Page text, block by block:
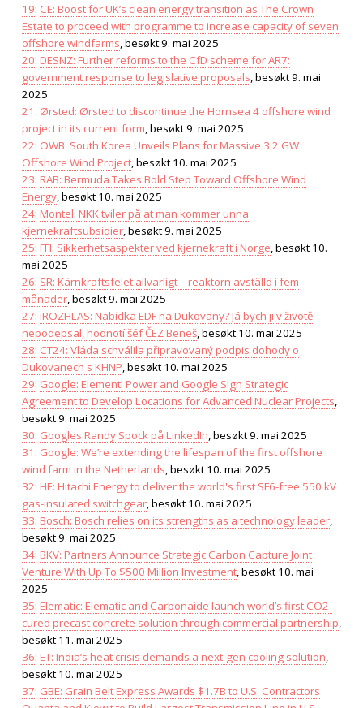
19: CE: Boost for UK’s clean energy transition as The Crown
Estate to proceed with programme to increase capacity of seven
offshore windfarms, besøkt 9. mai 2025
20: DESNZ: Further reforms to the CfD scheme for AR7:
government response to legislative proposals, besøkt 9. mai
2025
21 : Ørsted: Ørsted to discontinue the Hornsea 4 offshore wind
project in its current form, besøkt 9. mai 2025
22: OWB: South Korea Unveils Plans for Massive 3.2 GW
Offshore Wind Project, besøkt 10. mai 2025
23: RAB: Bermuda Takes Bold Step Toward Offshore Wind
Energy, besøkt 10. mai 2025
24: Montel: NKK tviler på at man kommer unna
kjernekraftsubsidier, besøkt 9. mai 2025
25: FFI: Sikkerhetsaspekter ved kjernekraft i Norge, besøkt 10.
mai 2025
26: SR: Kärnkraftsfelet allvarligt – reaktorn avställd i fem
månader, besøkt 9. mai 2025
27: iROZHLAS: Nabídka EDF na Dukovany? Já bych ji v životě
nepodepsal, hodnotí šéf ČEZ Beneš, besøkt 10. mai 2025
28: CT24: Vláda schválila připravovaný podpis dohody o
Dukovanech s KHNP, besøkt 10. mai 2025
29: Google: Elementl Power and Google Sign Strategic
Agreement to Develop Locations for Advanced Nuclear Projects,
besøkt 9. mai 2025
30: Googles Randy Spock på LinkedIn, besøkt 9. mai 2025
31 : Google: We’re extending the lifespan of the first offshore
wind farm in the Netherlands, besøkt 10. mai 2025
32: HE: Hitachi Energy to deliver the world's first SF6-free 550 kV
gas-insulated switchgear, besøkt 10. mai 2025
33: Bosch: Bosch relies on its strengths as a technology leader,
besøkt 9. mai 2025
34: BKV: Partners Announce Strategic Carbon Capture Joint
Venture With Up To $500 Million Investment, besøkt 10. mai
2025
35: Elematic: Elematic and Carbonaide launch world’s first CO2-
cured precast concrete solution through commercial partnership,
besøkt 11. mai 2025
36: ET: India’s heat crisis demands a next-gen cooling solution,
besøkt 10. mai 2025
37: GBE: Grain Belt Express Awards $1.7B to U.S. Contractors